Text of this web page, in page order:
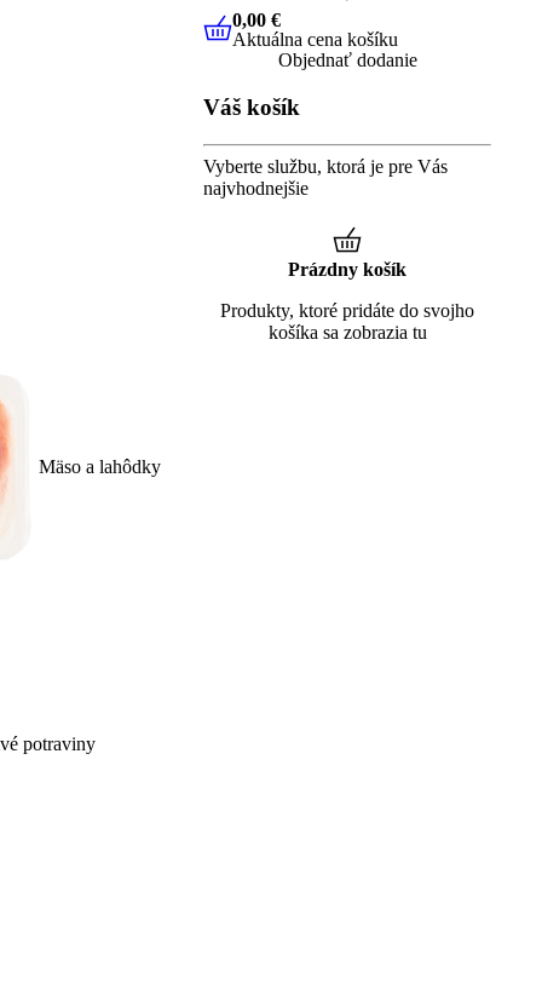
Mäso a lahôdky
potraviny
0,00 €Aktuálna cena košíku
0,00 €
Aktuálna cena košíku
Objednať dodanie
Váš košík
Vyberte službu, ktorá je pre Vás
najvhodnejšie
Prázdny košík
Produkty, ktoré pridáte do svojho
košíka sa zobrazia tu